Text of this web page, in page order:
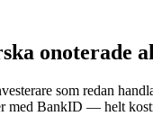
onoterade
som redan
med BankID — helt